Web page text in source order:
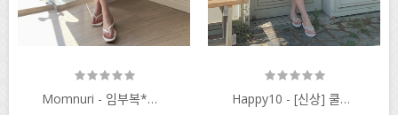
Momnuri - 임부복*민트초코 스트링 원피스♡韓國孕婦裝連身裙 Happy10 - [신상] 쿨링 카라 원피스♡韓國孕婦裝連身裙